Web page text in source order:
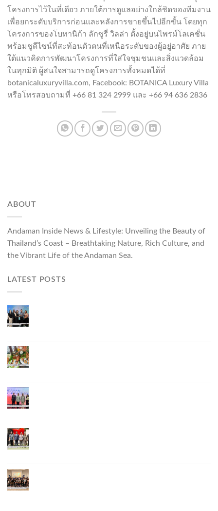
ABOUT
Andaman Inside News & Lifestyle: Unveiling the Beauty of
Thailand’s Coast – Breathtaking Nature, Rich Culture, and
the Vibrant Life of the Andaman Sea.
LATEST POSTS
โครงการไว้ในที่เดียว ภายใต้การดูแลอย่างใกล้ชิดของทีมงาน
เพื่อยกระดับบริการก่อนและหลังการขายขึ้นไปอีกขั้น โดยทุก
โครงการของโบทานิก้า ลักซูรี่ วิลล่า ตั้งอยู่บนไพรม์โลเคชั่น
พร้อมชูดีไซน์ที่สะท้อนตัวตนที่เหนือระดับของผู้อยู่อาศัย ภาย
ใต้แนวคิดการพัฒนาโครงการที่ใส่ใจชุมชนและสิ่งแวดล้อม
ในทุกมิติ ผู้สนใจสามารถดูโครงการทั้งหมดได้ที่
botanicaluxuryvilla.com, Facebook: BOTANICA Luxury Villa
หรือโทรสอบถามที่ +66 81 324 2999 และ +66 94 636 2836